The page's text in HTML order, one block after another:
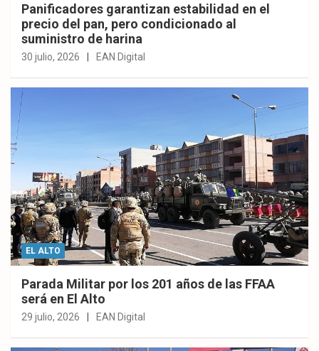
Panificadores garantizan estabilidad en el
precio del pan, pero condicionado al
suministro de harina
30 julio, 2026 EAN Digital
EL ALTO
Parada Militar por los 201 años de las FFAA
será en El Alto
29 julio, 2026 EAN Digital